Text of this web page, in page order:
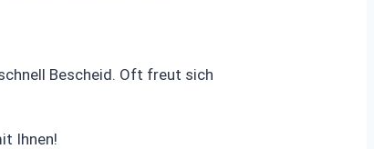
Bescheid. Oft freut sich
Ihnen!